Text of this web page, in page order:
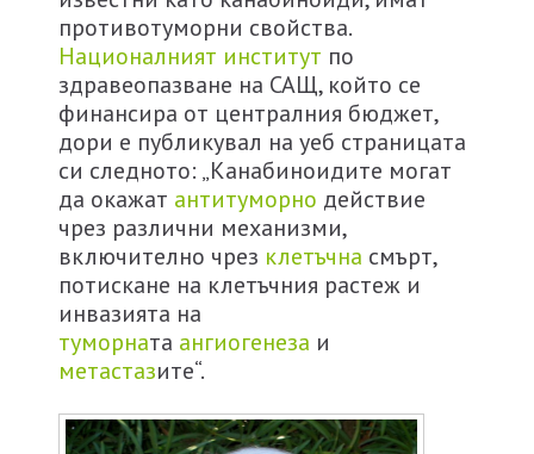
противотуморни свойства.
Националният институт по
здравеопазване на САЩ, който се
финансира от централния бюджет,
дори е публикувал на уеб страницата
си следното: „Канабиноидите могат
да окажат антитуморно действие
чрез различни механизми,
включително чрез клетъчна смърт,
потискане на клетъчния растеж и
инвазията на
туморната ангиогенеза и
метастазите“.